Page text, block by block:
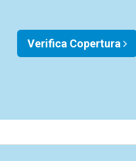
Verifica Copertura